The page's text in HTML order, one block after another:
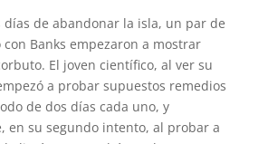
días de abandonar la isla, un par de
Banks empezaron a mostrar
El joven científico, al ver su
a probar supuestos remedios
de dos días cada uno, y
en su segundo intento, al probar a